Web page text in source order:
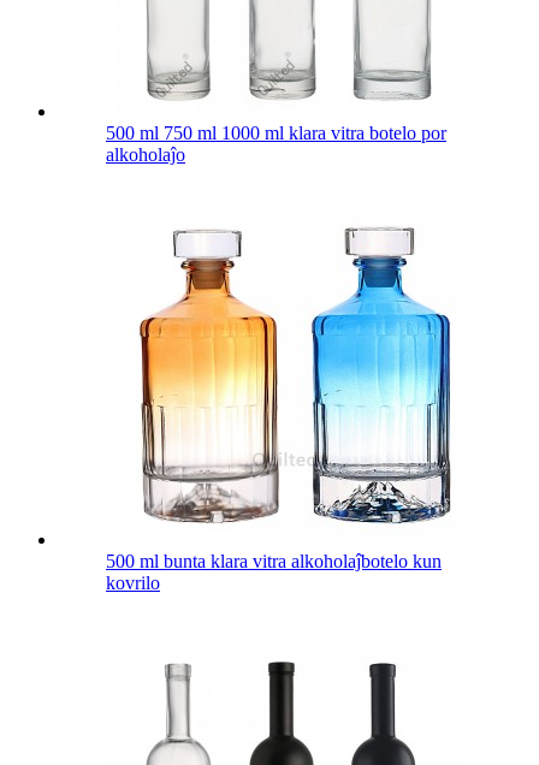
500 ml 750 ml 1000 ml klara vitra botelo por
alkoholaĵo
500 ml bunta klara vitra alkoholaĵbotelo kun
kovrilo